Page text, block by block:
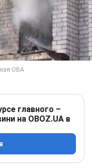
главного –
на OBOZ.UA в